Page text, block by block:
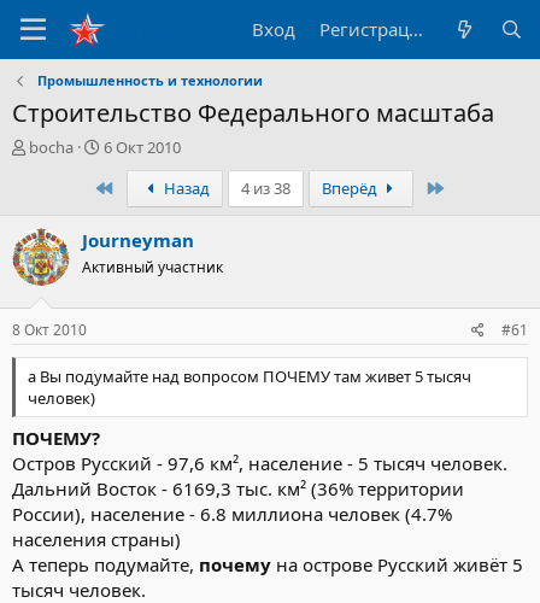
Вход Регистрация
Промышленность и технологии
Строительство Федерального масштаба
А
р
т
е
м
ы
bocha
Д
т
н
а
ч
6 Окт 2010
ПервыйНазад 4 из 38 Вперёд
Journeyman
Активный участник
8 Окт 2010 #61
а Вы подумайте над вопросом ПОЧЕМУ там живет 5 тысяч
человек)
ПОЧЕМУ?
Остров Русский - 97,6 км², население - 5 тысяч человек.
Дальний Восток - 6169,3 тыс. км² (36% территории
России), население - 6.8 миллиона человек (4.7%
населения страны)
А теперь подумайте, почему на острове Русский живёт 5
тысяч человек.